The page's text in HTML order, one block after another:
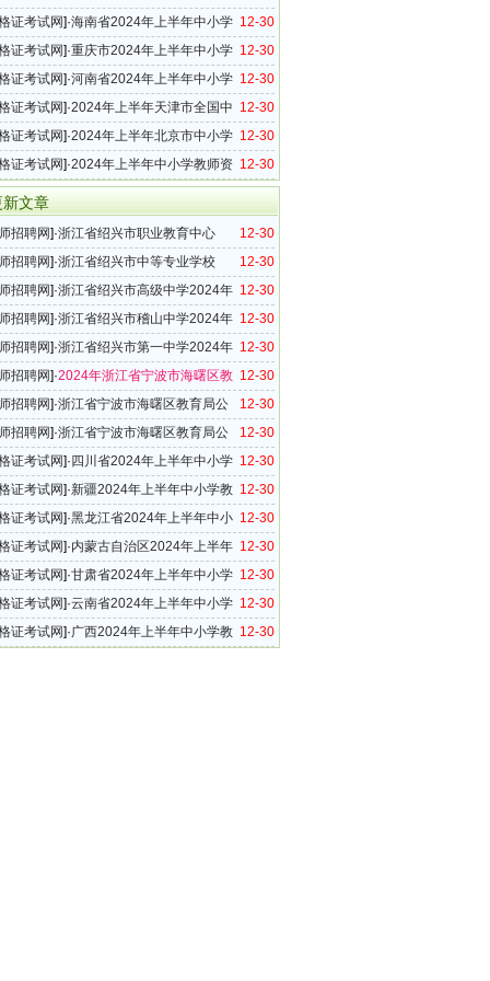
考试（笔试）报名公告
12-30
证考试网]·海南省2024年上半年中小学
考试（笔试）报名及相关事项的公告
12-30
证考试网]·重庆市2024年上半年中小学
考试（笔试）公告
12-30
证考试网]·河南省2024年上半年中小学
考试（笔试）报名相关事宜答考生问
12-30
证考试网]·2024年上半年天津市全国中
资格考试（笔试）公告
12-30
证考试网]·2024年上半年北京市中小学
考试笔试报名公告
12-30
证考试网]·2024年上半年中小学教师资
笔试）上海考区报名公告
文章
12-30
招聘网]·浙江省绍兴市职业教育中心
师学院）2024年新教师招聘公告 （第二轮）
12-30
招聘网]·浙江省绍兴市中等专业学校
教师招聘公告（第二轮）
12-30
招聘网]·浙江省绍兴市高级中学2024年
聘公告（第二轮）
12-30
招聘网]·浙江省绍兴市稽山中学2024年
聘公告（第二轮）
12-30
招聘网]·浙江省绍兴市第一中学2024年
聘公告（第二轮）
12-30
招聘网]·2024年浙江省宁波市海曙区教
招聘公告（8名）
12-30
招聘网]·浙江省宁波市海曙区教育局公
曙优师”卓越人才考察对象名单的公告（二）
12-30
招聘网]·浙江省宁波市海曙区教育局公
学年“专曙优师”教育人才（第一批）考察对
公告
12-30
证考试网]· 四川省2024年上半年中小学
考试（笔试）报名公告
12-30
证考试网]·新疆2024年上半年中小学教
试（笔试）报名工作公告
12-30
证考试网]·黑龙江省2024年上半年中小
格考试（笔试）报名公告
12-30
证考试网]·内蒙古自治区2024年上半年
学教师资格考试（笔试）报名公告
12-30
证考试网]·甘肃省2024年上半年中小学
考试（笔试）报名公告
12-30
证考试网]·云南省2024年上半年中小学
考试笔试报名公告
12-30
证考试网]·广西2024年上半年中小学教